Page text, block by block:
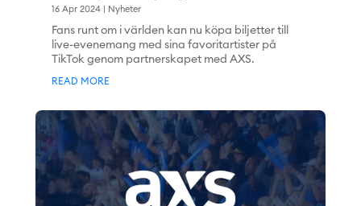
16 Apr 2024| Nyheter
Fans runt om i världen kan nu köpa biljetter till
live-evenemang med sina favoritartister på
TikTok genom partnerskapet med AXS.
READ MORE